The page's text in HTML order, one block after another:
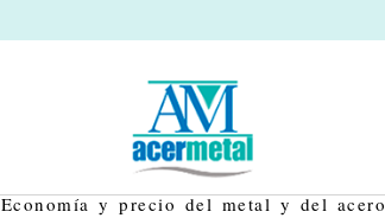
Economía y precio del metal y del acero